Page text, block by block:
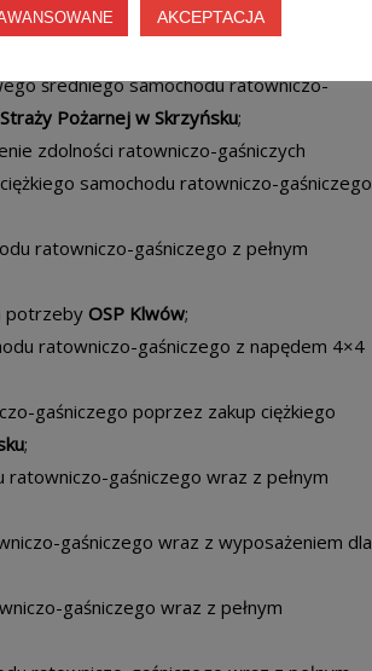
ratowniczo-gaśniczego wraz z pełnym
średniego samochodu ratowniczo-
Pożarnej w Skrzyńsku;
zdolności ratowniczo-gaśniczych
samochodu ratowniczo-gaśniczego
ratowniczo-gaśniczego z pełnym
potrzeby OSP Klwów;
ratowniczo-gaśniczego z napędem 4×4
gaśniczego poprzez zakup ciężkiego
;
gaśniczego wraz z pełnym
gaśniczego wraz z wyposażeniem dla
gaśniczego wraz z pełnym
AKCEPTACJA